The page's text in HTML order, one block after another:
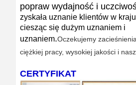
popraw wydajność i
zyskała uznanie klientów w
ciesząc się dużym uznaniem i
uznaniem.Oczekujemy
ciężkiej pracy, wysokiej jakości i
CERTYFIKAT